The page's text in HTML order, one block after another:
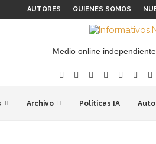
AUTORES QUIENES SOMOS
Medio online
Archivo Políticas IA